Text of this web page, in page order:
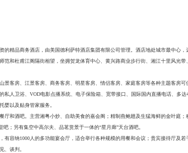
精品商务酒店，由美国德利萨特酒店集团有限公司管理。酒店地处城市最中心，
范和杜甫江阁隔街相望，坐拥贺龙体育中心、黄兴路商业步行街、湘江十里风光带
客房、江景客房、商务客房、明星客房、情侣客房、家庭客房等各种主题客房可
私人卫浴、VOD电影点播系统、电子保险箱、宽带接口、国际国内直播电话、多达
婴以及贴身管家服务。
和酒吧。主营湘粤小炒、自助美食的嘉会阁；精制燕鲍翅及生猛海鲜的金叶庭；
吧；另有集空中高尔夫、品茗赏景于一体的“星月廊”天台酒吧。
容纳1000人的多功能宴会厅，适合举行各种规模的用餐和会议；贵宾接待厅及若
、谈判。